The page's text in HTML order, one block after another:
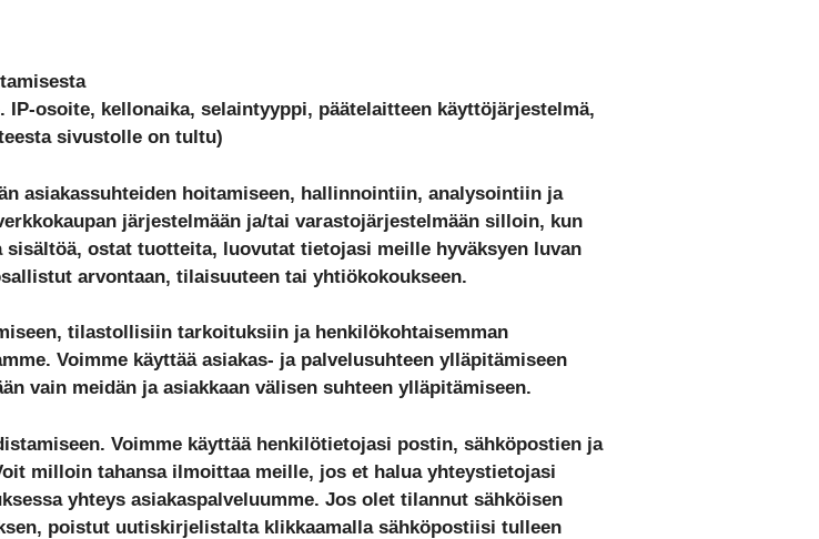
osoite, kellonaika, selaintyyppi, päätelaitteen käyttöjärjestelmä,
sivustolle on tultu)
asiakassuhteiden hoitamiseen, hallinnointiin, analysointiin ja
järjestelmään ja/tai varastojärjestelmään silloin, kun
ostat tuotteita, luovutat tietojasi meille hyväksyen luvan
arvontaan, tilaisuuteen tai yhtiökokoukseen.
tilastollisiin tarkoituksiin ja henkilökohtaisemman
Voimme käyttää asiakas- ja palvelusuhteen ylläpitämiseen
vain meidän ja asiakkaan välisen suhteen ylläpitämiseen.
Voimme käyttää henkilötietojasi postin, sähköpostien ja
milloin tahansa ilmoittaa meille, jos et halua yhteystietojasi
yhteys asiakaspalveluumme. Jos olet tilannut sähköisen
poistut uutiskirjelistalta klikkaamalla sähköpostiisi tulleen